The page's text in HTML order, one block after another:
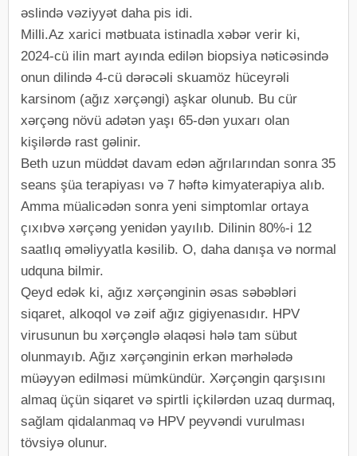
əslində vəziyyət daha pis idi.
Milli.Az xarici mətbuata istinadla xəbər verir ki,
2024-cü ilin mart ayında edilən biopsiya nəticəsində
onun dilində 4-cü dərəcəli skuamöz hüceyrəli
karsinom (ağız xərçəngi) aşkar olunub. Bu cür
xərçəng növü adətən yaşı 65-dən yuxarı olan
kişilərdə rast gəlinir.
Beth uzun müddət davam edən ağrılarından sonra 35
seans şüa terapiyası və 7 həftə kimyaterapiya alıb.
Amma müalicədən sonra yeni simptomlar ortaya
çıxıbvə xərçəng yenidən yayılıb. Dilinin 80%-i 12
saatlıq əməliyyatla kəsilib. O, daha danışa və normal
udquna bilmir.
Qeyd edək ki, ağız xərçənginin əsas səbəbləri
siqaret, alkoqol və zəif ağız gigiyenasıdır. HPV
virusunun bu xərçənglə əlaqəsi hələ tam sübut
olunmayıb. Ağız xərçənginin erkən mərhələdə
müəyyən edilməsi mümkündür. Xərçəngin qarşısını
almaq üçün siqaret və spirtli içkilərdən uzaq durmaq,
sağlam qidalanmaq və HPV peyvəndi vurulması
tövsiyə olunur.